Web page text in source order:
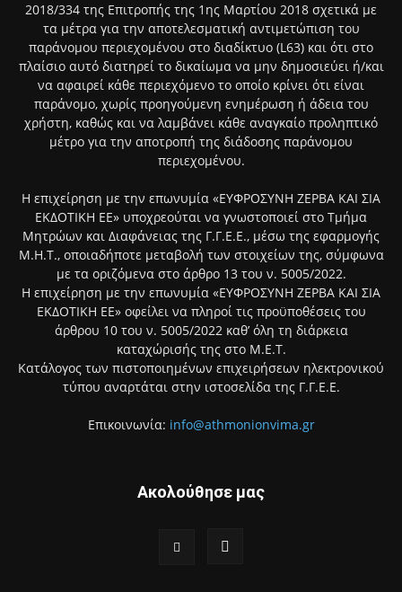
2018/334 της Επιτροπής της 1ης Μαρτίου 2018 σχετικά με
τα μέτρα για την αποτελεσματική αντιμετώπιση του
παράνομου περιεχομένου στο διαδίκτυο (L63) και ότι στο
πλαίσιο αυτό διατηρεί το δικαίωμα να μην δημοσιεύει ή/και
να αφαιρεί κάθε περιεχόμενο το οποίο κρίνει ότι είναι
παράνομο, χωρίς προηγούμενη ενημέρωση ή άδεια του
χρήστη, καθώς και να λαμβάνει κάθε αναγκαίο προληπτικό
μέτρο για την αποτροπή της διάδοσης παράνομου
περιεχομένου.
Η επιχείρηση με την επωνυμία «ΕΥΦΡΟΣΥΝΗ ΖΕΡΒΑ ΚΑΙ ΣΙΑ
ΕΚΔΟΤΙΚΗ ΕΕ» υποχρεούται να γνωστοποιεί στο Τμήμα
Μητρώων και Διαφάνειας της Γ.Γ.Ε.Ε., μέσω της εφαρμογής
Μ.Η.Τ., οποιαδήποτε μεταβολή των στοιχείων της, σύμφωνα
με τα οριζόμενα στο άρθρο 13 του ν. 5005/2022.
Η επιχείρηση με την επωνυμία «ΕΥΦΡΟΣΥΝΗ ΖΕΡΒΑ ΚΑΙ ΣΙΑ
ΕΚΔΟΤΙΚΗ ΕΕ» οφείλει να πληροί τις προϋποθέσεις του
άρθρου 10 του ν. 5005/2022 καθ’ όλη τη διάρκεια
καταχώρισής της στο Μ.Ε.Τ.
Κατάλογος των πιστοποιημένων επιχειρήσεων ηλεκτρονικού
τύπου αναρτάται στην ιστοσελίδα της Γ.Γ.Ε.Ε.
Επικοινωνία: info@athmonionvima.gr
Ακολούθησε μας